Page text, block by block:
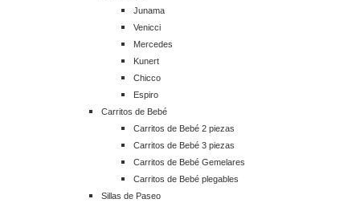
Junama
Venicci
Mercedes
Kunert
Chicco
Espiro
Carritos de Bebé
Carritos de Bebé 2 piezas
Carritos de Bebé 3 piezas
Carritos de Bebé Gemelares
Carritos de Bebé plegables
Sillas de Paseo